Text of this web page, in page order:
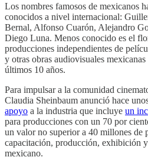
Los nombres famosos de mexicanos
conocidos a nivel internacional:
Bernal, Alfonso Cuarón, Alejandro
Diego Luna. Menos conocido es el
producciones independientes de
y otras obras audiovisuales
últimos 10 años.
Para impulsar a la comunidad
Claudia Sheinbaum anunció hace
apoyo a la industria que incluye un
para producciones con un 70 por
un valor no superior a 40 millones de
capacitación, producción, exhibición
mexicano.